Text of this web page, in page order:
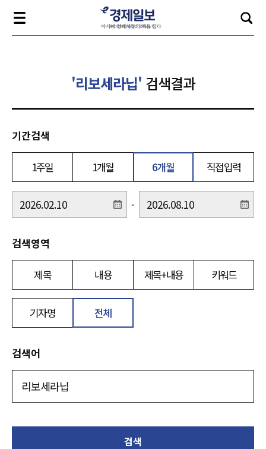
'리보세라닙' 검색결과
기간검색
1주일 1개월 6개월 직접입력
-
검색영역
제목 내용 제목+내용 키워드
기자명 전체
검색어
검색